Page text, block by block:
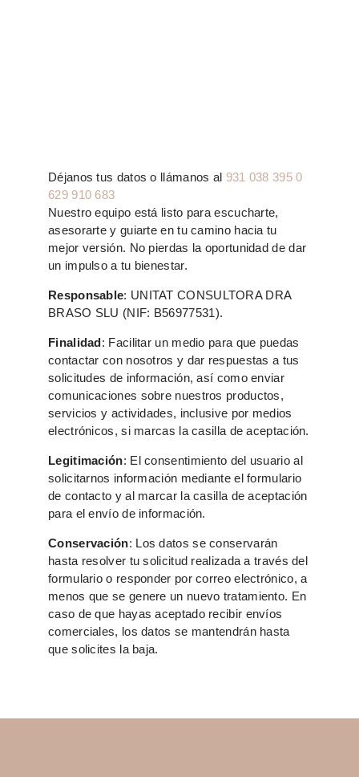
Déjanos tus datos o llámanos al 931 038 395 0
629 910 683
Nuestro equipo está listo para escucharte,
asesorarte y guiarte en tu camino hacia tu
mejor versión. No pierdas la oportunidad de dar
un impulso a tu bienestar.
Responsable: UNITAT CONSULTORA DRA
BRASO SLU (NIF: B56977531).
Finalidad: Facilitar un medio para que puedas
contactar con nosotros y dar respuestas a tus
solicitudes de información, así como enviar
comunicaciones sobre nuestros productos,
servicios y actividades, inclusive por medios
electrónicos, si marcas la casilla de aceptación.
Legitimación: El consentimiento del usuario al
solicitarnos información mediante el formulario
de contacto y al marcar la casilla de aceptación
para el envío de información.
Conservación: Los datos se conservarán
hasta resolver tu solicitud realizada a través del
formulario o responder por correo electrónico, a
menos que se genere un nuevo tratamiento. En
caso de que hayas aceptado recibir envíos
comerciales, los datos se mantendrán hasta
que solicites la baja.